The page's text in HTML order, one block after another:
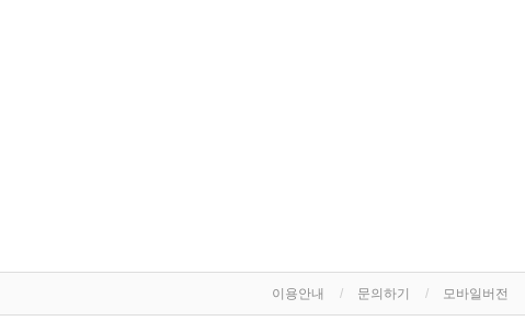
이용안내 문의하기 모바일버전